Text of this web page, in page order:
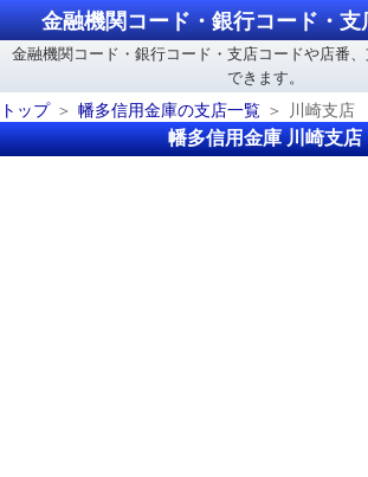
金融機関コード・銀行コード・支
金融機関コード・銀行コード・支店コードや店番
できます。
トップ
幡多信用金庫の支店一覧 川崎支店
幡多信用金庫 川崎支店